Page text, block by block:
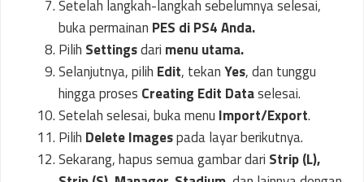
Setelah langkah-langkah sebelumnya selesai,
buka permainan PES di PS4 Anda.
Pilih Settingsdari menu utama.
Selanjutnya, pilih Edit, tekanYes, dan tunggu
hingga proses Creating Edit Dataselesai.
Setelah selesai, buka menu Import/Export.
Pilih Delete Imagespada layar berikutnya.
Sekarang, hapus semua gambar dari Strip (L),